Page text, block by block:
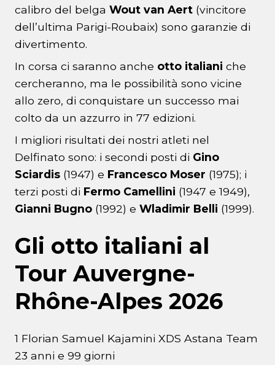
calibro del belga Wout van Aert (vincitore
dell’ultima Parigi-Roubaix) sono garanzie di
divertimento.
In corsa ci saranno anche otto italiani che
cercheranno, ma le possibilità sono vicine
allo zero, di conquistare un successo mai
colto da un azzurro in 77 edizioni.
I migliori risultati dei nostri atleti nel
Delfinato sono: i secondi posti di Gino
Sciardis (1947) e Francesco Moser (1975); i
terzi posti di Fermo Camellini (1947 e 1949),
Gianni Bugno (1992) e Wladimir Belli (1999).
Gli otto italiani al
Tour Auvergne-
Rhône-Alpes 2026
1 Florian Samuel Kajamini XDS Astana Team
23 anni e 99 giorni